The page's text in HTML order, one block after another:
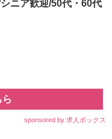
ニア歓迎/50代・60代
sponsored by 求人ボックス